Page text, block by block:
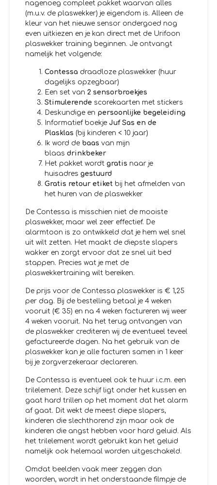
nagenoeg compleet pakket waarvan alles
(m.u.v. de plaswekker) je eigendom is. Alleen de
kleur van het nieuwe sensor ondergoed nog
even uitkiezen en je kan direct met de Urifoon
plaswekker training beginnen. Je ontvangt
namelijk het volgende:
Contessa draadloze plaswekker (huur
dagelijks opzegbaar)
Een set van 2 sensorbroekjes
Stimulerende scorekaarten met stickers
Deskundige en persoonlijke begeleiding
Informatief boekje Juf Sas en de
Plasklas (bij kinderen < 10 jaar)
Ik word de baas van mijn
blaas drinkbeker
Het pakket wordt gratis naar je
huisadres gestuurd
Gratis retour etiket bij het afmelden van
het huren van de plaswekker
De Contessa is misschien niet de mooiste
plaswekker, maar wel zeer effectief. De
alarmtoon is zo ontwikkeld dat je hem wel snel
uit wilt zetten. Het maakt de diepste slapers
wakker en zorgt ervoor dat ze snel uit bed
stappen. Precies wat je met de
plaswekkertraining wilt bereiken.
De prijs voor de Contessa plaswekker is € 1,25
per dag. Bij de bestelling betaal je 4 weken
vooruit (€ 35) en na 4 weken factureren wij weer
4 weken vooruit. Na het terug ontvangen van
de plaswekker crediteren wij de eventueel teveel
gefactureerde dagen. Na het gebruik van de
plaswekker kan je alle facturen samen in 1 keer
bij je zorgverzekeraar declareren.
De Contessa is eventueel ook te huur i.c.m. een
trilelement. Deze schijf ligt onder het kussen en
gaat hard trillen op het moment dat het alarm
af gaat. Dit wekt de meest diepe slapers,
kinderen die slechthorend zijn maar ook de
kinderen die angst hebben voor hard geluid. Als
het trilelement wordt gebruikt kan het geluid
namelijk ook helemaal worden uitgeschakeld.
Omdat beelden vaak meer zeggen dan
woorden, wordt in het onderstaande filmpje de